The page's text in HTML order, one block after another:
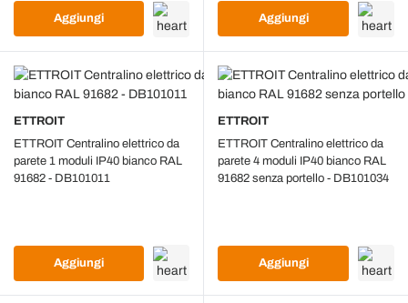
Aggiungi Aggiungi
ETTROIT
ETTROIT Centralino elettrico da
parete 1 moduli IP40 bianco RAL
91682 - DB101011
Aggiungi
ETTROIT
ETTROIT Centralino elettrico da
parete 4 moduli IP40 bianco RAL
91682 senza portello - DB101034
Aggiungi